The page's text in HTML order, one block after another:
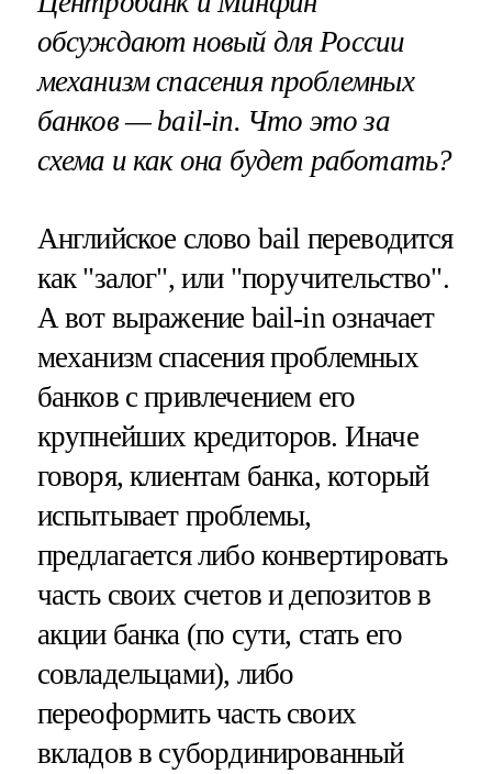
обсуждают новый для России
механизм спасения проблемных
банков — bail-in. Что это за
схема и как она будет работать?
Английское слово bail переводится
как "залог", или "поручительство".
А вот выражение bail-in означает
механизм спасения проблемных
банков с привлечением его
крупнейших кредиторов. Иначе
говоря, клиентам банка, который
испытывает проблемы,
предлагается либо конвертировать
часть своих счетов и депозитов в
акции банка (по сути, стать его
совладельцами), либо
переоформить часть своих
вкладов в субординированный